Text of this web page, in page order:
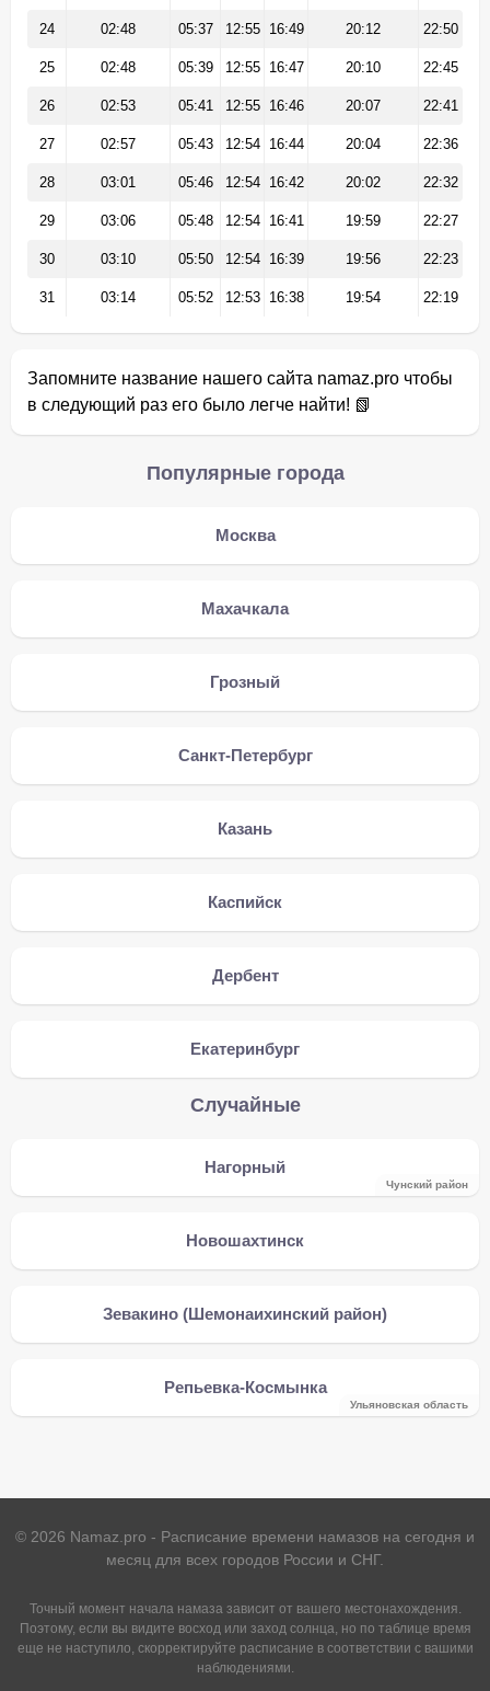
24 02:48 05:37 12:55 16:49 20:12 22:50
25 02:48 05:39 12:55 16:47 20:10 22:45
26 02:53 05:41 12:55 16:46 20:07 22:41
27 02:57 05:43 12:54 16:44 20:04 22:36
28 03:01 05:46 12:54 16:42 20:02 22:32
29 03:06 05:48 12:54 16:41 19:59 22:27
30 03:10 05:50 12:54 16:39 19:56 22:23
31 03:14 05:52 12:53 16:38 19:54 22:19
Запомните название нашего сайта namaz.pro чтобы
в следующий раз его было легче найти! 📗
Популярные города
Москва
Махачкала
Грозный
Санкт-Петербург
Казань
Каспийск
Дербент
Екатеринбург
Случайные
Нагорный
Чунский район
Новошахтинск
Зевакино (Шемонаихинский район)
Репьевка-Космынка
Ульяновская область
© 2026 Namaz.pro - Расписание времени намазов на сегодня и
месяц для всех городов России и СНГ.
Точный момент начала намаза зависит от вашего местонахождения.
Поэтому, если вы видите восход или заход солнца, но по таблице время
еще не наступило, скорректируйте расписание в соответствии с вашими
наблюдениями.